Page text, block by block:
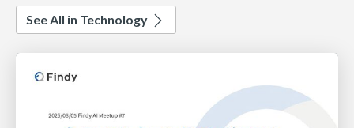
See All in Technology